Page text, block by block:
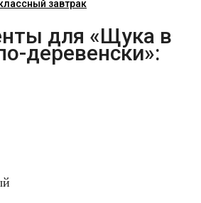
завтрак
для «Щука в
деревенски»: